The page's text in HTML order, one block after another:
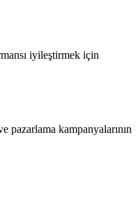
iyileştirmek için
pazarlama kampanyalarının